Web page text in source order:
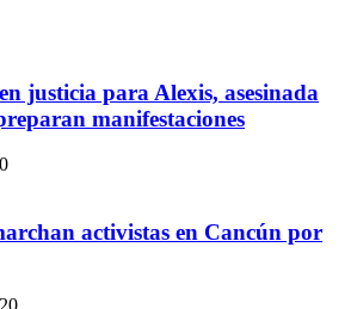
justicia para Alexis, asesinada
manifestaciones
activistas en Cancún por